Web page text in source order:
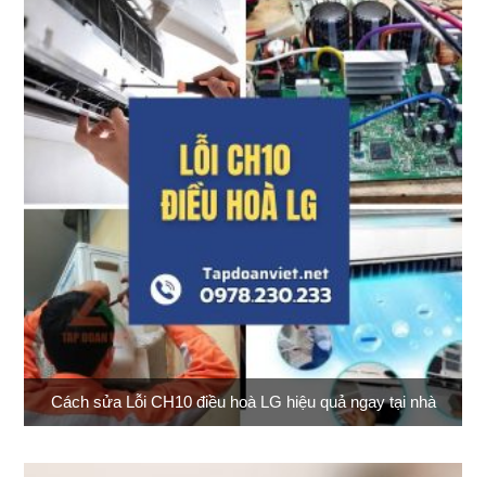
Cách sửa Lỗi CH10 điều hoà LG hiệu quả ngay tại nhà